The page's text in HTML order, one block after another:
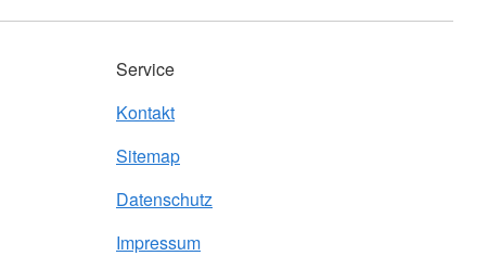
Service
Kontakt
Sitemap
Datenschutz
Impressum